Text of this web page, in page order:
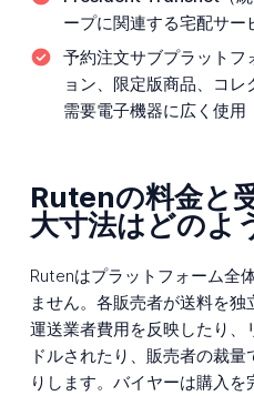
ープに関連する宅配サー
予約注文サブプラットフ
ョン、限定版商品、コ
需要電子機器に広く使用
Rutenの料金と
大寸法はどのよ
Rutenはプラットフォーム全
ません。各販売者が送料を
運送業者費用を反映したり
ドルされたり、販売者の裁
りします。バイヤーは購入